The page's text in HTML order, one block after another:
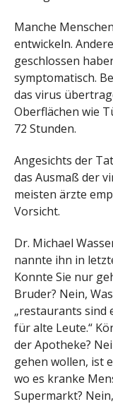
Manche
entwickeln.
geschlossen
symptomatisch.
das virus
Oberflächen wie
72 Stunden.
Angesichts der
das Ausmaß der
meisten ärzte
Vorsicht.
Dr. Michael
nannte ihn in
Konnte Sie nur
Bruder? Nein,
„restaurants sind
für alte Leute.“
der Apotheke?
gehen wollen, ist
wo es kranke
Supermarkt?